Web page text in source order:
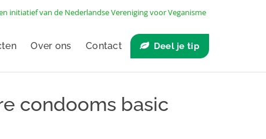
initiatief van de Nederlandse Vereniging voor Veganisme
Over ons Contact Deel je tip
condooms basic